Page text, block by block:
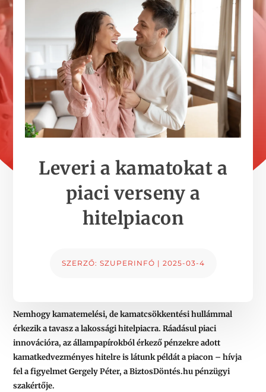
Leveri a kamatokat a
piaci verseny a
hitelpiacon
SZERZŐ: SZUPERINFÓ | 2025-03-4
Nemhogy kamatemelési, de kamatcsökkentési hullámmal
érkezik a tavasz a lakossági hitelpiacra. Ráadásul piaci
innovációra, az állampapírokból érkező pénzekre adott
kamatkedvezményes hitelre is látunk példát a piacon – hívja
fel a figyelmet Gergely Péter, a BiztosDöntés.hu pénzügyi
szakértője.